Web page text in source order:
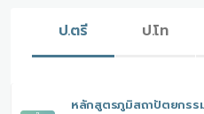
ป.ตรี ป.โท
หลักสูตรภูมิสถาปัตยกร